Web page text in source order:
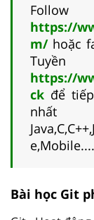
https://
m/ hoặc
Tuyền
https://
ck để
Bài học Git